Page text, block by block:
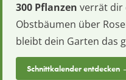
300 Pflanzen verrät dir
Obstbäumen über
bleibt dein Garten das
Schnittkalender entdecken